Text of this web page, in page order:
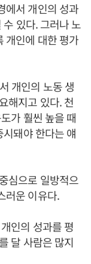
에서 개인의 성과
수 있다. 그러나 노
개인에 대한 평가
개인의 노동 생
해지고 있다. 천
가 훨씬 높을 때
돼야 한다는 얘
심으로 일방적으
러운 이유다.
인의 성과를 평
달 사람은 많지